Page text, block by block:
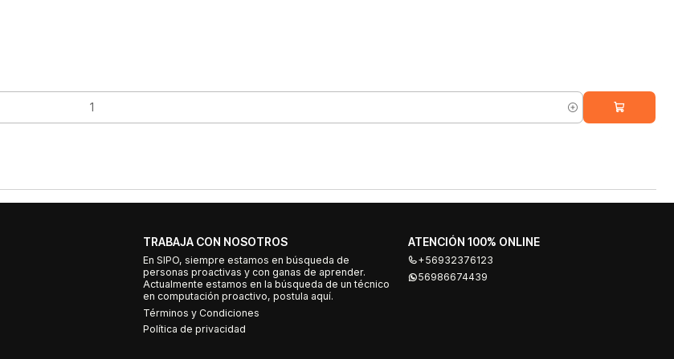
TRABAJA CON NOSOTROS
En SIPO, siempre estamos en búsqueda de
personas proactivas y con ganas de aprender.
Actualmente estamos en la búsqueda de un técnico
en computación proactivo, postula aquí.
Términos y Condiciones
Política de privacidad
ATENCIÓN 100% ONLINE
+56932376123
56986674439